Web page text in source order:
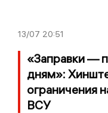
13/07 20:51
«Заправки —
дням»:
ограничения
ВСУ